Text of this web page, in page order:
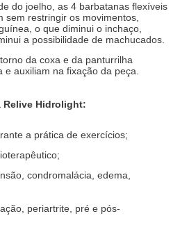
do joelho, as 4 barbatanas flexíveis
sem restringir os movimentos,
o que diminui o inchaço,
a possibilidade de machucados.
da coxa e da panturrilha
auxiliam na fixação da peça.
Relive Hidrolight:
a prática de exercícios;
condromalácia, edema,
periartrite, pré e pós-